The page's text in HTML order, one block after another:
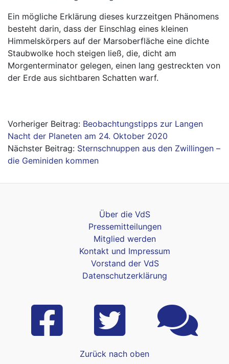
Ein mögliche Erklärung dieses kurzzeitgen Phänomens
besteht darin, dass der Einschlag eines kleinen
Himmelskörpers auf der Marsoberfläche eine dichte
Staubwolke hoch steigen ließ, die, dicht am
Morgenterminator gelegen, einen lang gestreckten von
der Erde aus sichtbaren Schatten warf.
BeitragsnavigationBeobachtungstipps zur Langen
Nacht der Planeten am 24. Oktober 2020
Sternschnuppen aus den Zwillingen –
die Geminiden kommen
Über die VdS
Pressemitteilungen
Mitglied werden
Kontakt und Impressum
Vorstand der VdS
Datenschutzerklärung
Zurück nach oben